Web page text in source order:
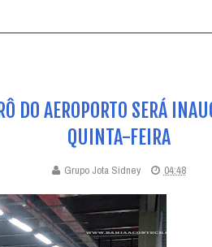
DO AEROPORTO SERÁ
QUINTA-FEIRA
Grupo Jota Sidney 04:48